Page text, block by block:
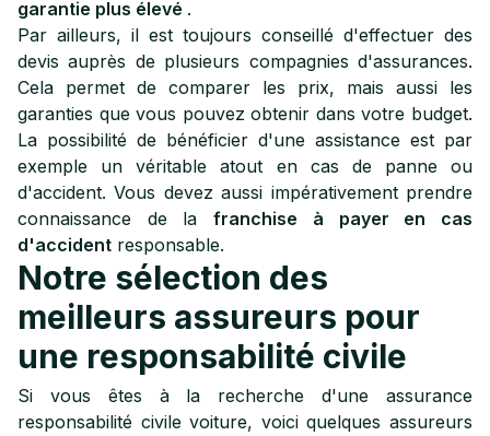
garantie plus élevé .
Par ailleurs, il est toujours conseillé d'effectuer des
devis auprès de plusieurs compagnies d'assurances.
Cela permet de comparer les prix, mais aussi les
garanties que vous pouvez obtenir dans votre budget.
La possibilité de bénéficier d'une assistance est par
exemple un véritable atout en cas de panne ou
d'accident. Vous devez aussi impérativement prendre
connaissance de lafranchise à payer en cas
d'accident responsable.
Notre sélection des
meilleurs assureurs pour
une responsabilité civile
Si vous êtes à la recherche d'une assurance
responsabilité civile voiture, voici quelques assureurs